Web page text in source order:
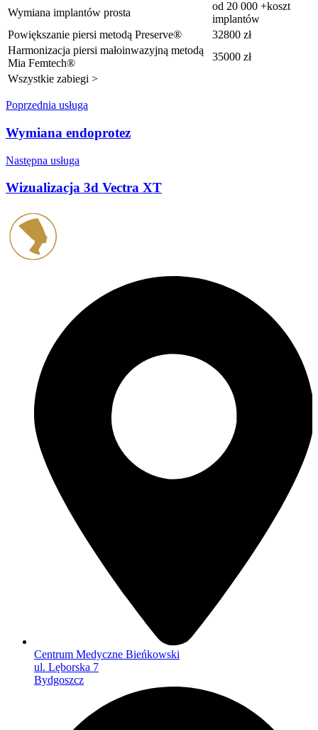
Wymiana implantów prosta
od 20 000 +koszt
implantów
Powiększanie piersi metodą Preserve®
32800 zł
Harmonizacja piersi małoinwazyjną metodą
Mia Femtech®
35000 zł
Wszystkie zabiegi >
Poprzednia usługa
Wymiana endoprotez
Następna usługa
Wizualizacja 3d Vectra XT
Centrum Medyczne Bieńkowski
ul. Lęborska 7
Bydgoszcz